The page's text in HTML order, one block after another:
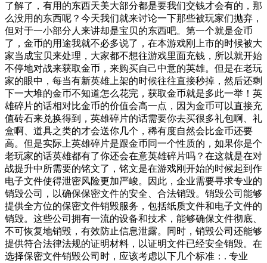
了解了，有用的东西天美大部分都是要我们交钱才会有的，那
么没用的东西呢？今天我们就来讨论一下那些被玩家们抛弃，
但对于一小部分人来讲却是宝贝的东西吧。第一个就是金币
了，金币的用途我就不必多说了，在本游戏刚上市的时候被大
家当成宝贝来处理，大家都不想往游戏里面充钱，所以就开始
不停地对战来获取金币，来购买自己中意的英雄。但是在老玩
家的眼中，每当有新英雄上架的时候往往直接秒掉，然后还剩
下一大堆的金币不知道怎么花完，获取金币就是多此一举！英
雄碎片的话相对比金币的价值会高一点，因为金币可以直接充
值砖石来兑换得到，英雄碎片的话需要你去买很多礼包啊、礼
盒啊、道具之类的才会送你几个，稀有度自然会比金币还要
高。但是实际上英雄碎片是跟金币同一个性质的，如果你是个
老玩家的话英雄都有了你还会在意英雄碎片吗？在这就是在对
战提升中所需要的铭文了，铭文是在游戏刚开始的时候起到作
电子文件使得泄密风险更加严峻。因此，企业需要寻求专业的
销毁公司，以确保保密文件的安全、合法销毁。销毁公司能够
提供全方位的保密文件销毁服务，包括纸质文件和电子文件的
销毁。这些公司拥有一流的设备和技术，能够确保文件彻底、
不可恢复地销毁，有效防止信息泄露。同时，销毁公司还能够
提供符合法律法规的证明材料，以证明文件已经安全销毁。在
选择保密文件销毁公司时，应该考虑以下几个标准：. 专业